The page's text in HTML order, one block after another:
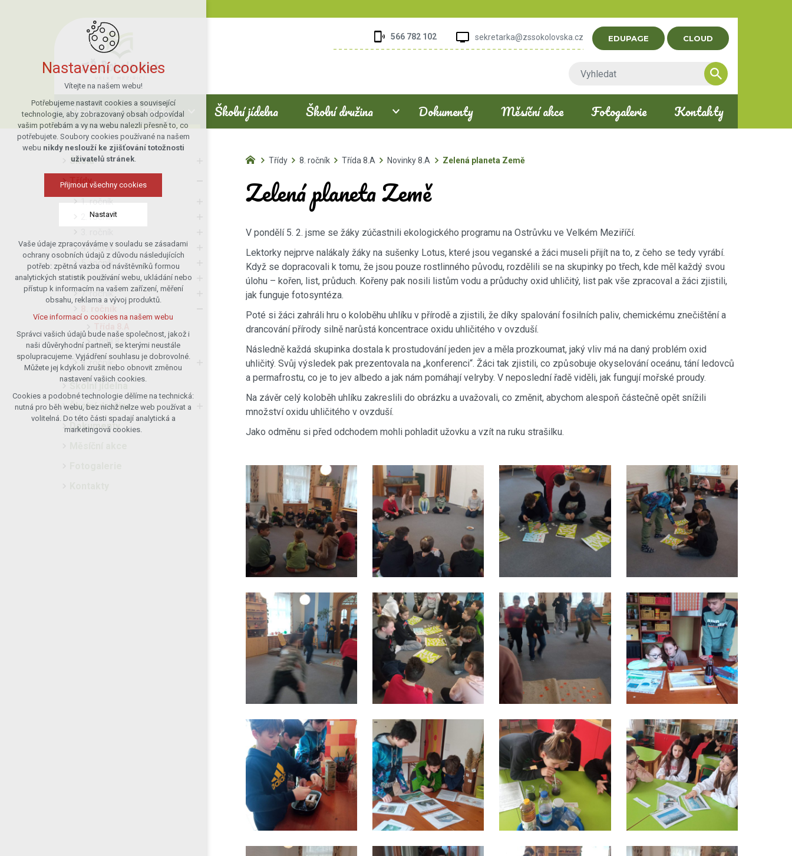
566 782 102 sekretarka@zssokolovska.cz EDUPAGE CLOUD
Škola Třídy Školní jídelna Školní družina Dokumenty Měsíční akce Fotogalerie Kontakty
Škola
Třídy
1. ročník
2. ročník
4. ročník
5. ročník
6. ročník
7. ročník
Třída 8.B
9. ročník
Školní družina
Dokumenty
Třídy 8. ročník Třída 8.A Novinky 8.A Zelená planeta Země
Zelená planeta Země
V pondělí 5. 2. jsme se žáky zúčastnili ekologického programu na Ostrůvku ve Velkém Meziříčí.
Lektorky nejprve nalákaly žáky na sušenky Lotus, které jsou veganské a žáci museli přijít na to, z čeho se tedy vyrábí.
Když se dopracovali k tomu, že jsou pouze rostlinného původu, rozdělili se na skupinky po třech, kde měl každý svou
úlohu – kořen, list, průduch. Kořeny pak nosili listům vodu a průduchy oxid uhličitý, list pak vše zpracoval a žáci zjistili,
jak funguje fotosyntéza.
Poté si žáci zahráli hru o koloběhu uhlíku v přírodě a zjistili, že díky spalování fosilních paliv, chemickému znečištění a
drancování přírody silně narůstá koncentrace oxidu uhličitého v ovzduší.
Následně každá skupinka dostala k prostudování jeden jev a měla prozkoumat, jaký vliv má na daný problém oxid
uhličitý. Svůj výsledek pak prezentovala na „konferenci“. Žáci tak zjistili, co způsobuje okyselování oceánu, tání ledovců
a permafrostu, co je to jev albedo a jak nám pomáhají velryby. V neposlední řadě viděli, jak fungují mořské proudy.
Na závěr celý koloběh uhlíku zakreslili do obrázku a uvažovali, co změnit, abychom alespoň částečně opět snížili
množství oxidu uhličitého v ovzduší.
Jako odměnu si před odchodem mohli pohladit užovku a vzít na ruku strašilku.
Nastavení cookies
Vítejte na našem webu!
Potřebujeme nastavit cookies a související
technologie, aby zobrazovaný obsah odpovídal
vašim potřebám a vy na webu nalezli přesně to, co
potřebujete. Soubory cookies používané na našem
webu nikdy neslouží ke zjišťování totožnosti
uživatelů stránek.
Přijmout všechny cookies
Nastavit
Technická cookies
nutná pro provozování webu
udržení kontextu stránek (session):
případná přihlášení, volby jazyka, apod.
Volitelná cookies
analytická pro anonymizované
vyhodnocení návštěvnosti
marketingová cookies (Google)
Více informací o cookies na našem webu
Přijmout všechny cookies
Odmítnout vše
Vaše údaje zpracováváme v souladu se zásadami
ochrany osobních údajů z důvodu následujících
potřeb: zpětná vazba od návštěvníků formou
analytických statistik používání webu, ukládání nebo
přístup k informacím na vašem zařízení, měření
obsahu, reklama a vývoj produktů.
Více informací o cookies na našem webu
Správci vašich údajů bude naše společnost, jakož i
naši důvěryhodní partneři, se kterými neustále
spolupracujeme. Vyjádření souhlasu je dobrovolné.
Můžete jej kdykoli zrušit nebo obnovit změnou
nastavení vašich cookies.
Cookies a podobné technologie dělíme na technická:
nutná pro běh webu, bez nichž nelze web používat a
volitelná. Do této části spadají analytická a
marketingová cookies.